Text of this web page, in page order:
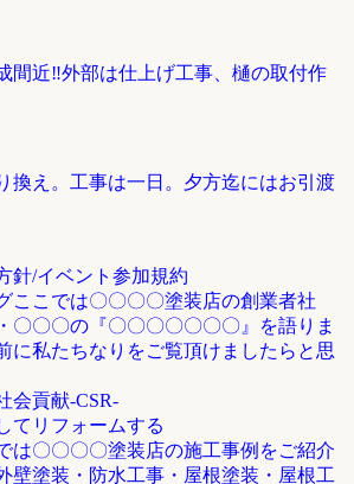
間近‼外部は仕上げ工事、樋の取付作
換え。工事は一日。夕方迄にはお引渡
針/イベント参加規約
ここでは〇〇〇〇塗装店の創業者社
〇〇〇の『〇〇〇〇〇〇〇』を語りま
に私たちなりをご覧頂けましたらと思
会貢献-CSR-
てリフォームする
は〇〇〇〇塗装店の施工事例をご紹介
壁塗装・防水工事・屋根塗装・屋根工